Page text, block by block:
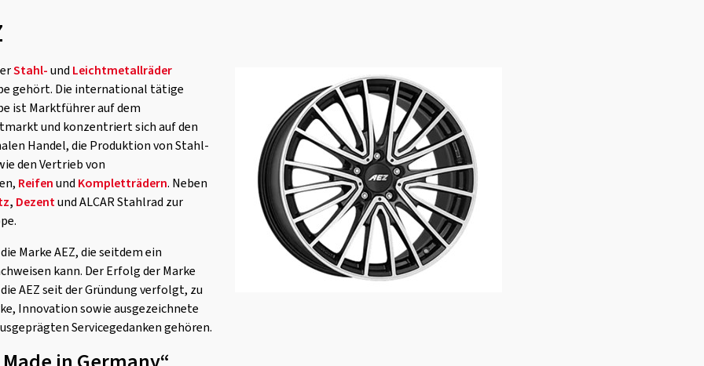
Stahl-und Leichtmetallräder
gehört. Die international tätige
ist Marktführer auf dem
und konzentriert sich auf den
Handel, die Produktion von Stahl-
den Vertrieb von
Reifenund Kompletträdern. Neben
, Dezentund ALCAR Stahlrad zur
Marke AEZ, die seitdem ein
kann. Der Erfolg der Marke
AEZ seit der Gründung verfolgt, zu
Innovation sowie ausgezeichnete
Servicegedanken gehören.